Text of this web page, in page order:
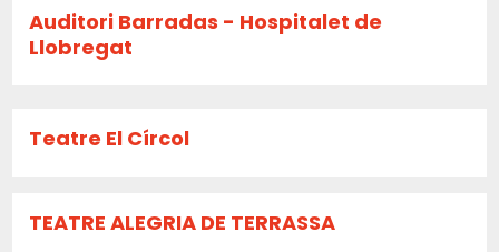
Auditori Barradas - Hospitalet de
Llobregat
Teatre El Círcol
TEATRE ALEGRIA DE TERRASSA